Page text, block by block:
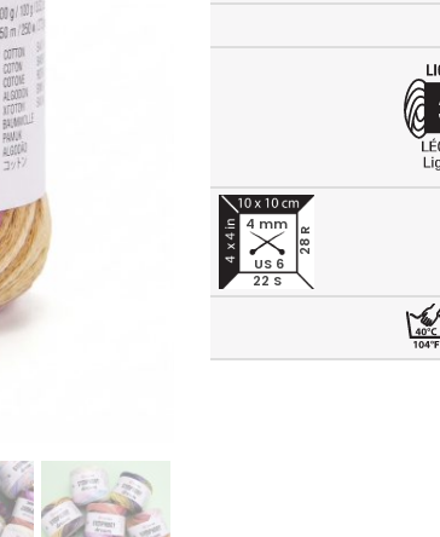
22 S
28 R
4 mm
US 6